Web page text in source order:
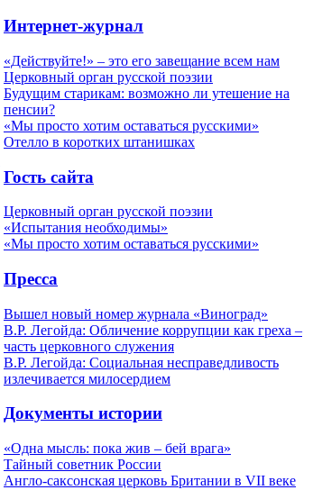
Интернет-журнал
«Действуйте!» – это его завещание всем нам
Церковный орган русской поэзии
Будущим старикам: возможно ли утешение на
пенсии?
«Мы просто хотим оставаться русскими»
Отелло в коротких штанишках
Гость сайта
Церковный орган русской поэзии
«Испытания необходимы»
«Мы просто хотим оставаться русскими»
Пресса
Вышел новый номер журнала «Виноград»
В.Р. Легойда: Обличение коррупции как греха –
часть церковного служения
В.Р. Легойда: Социальная несправедливость
излечивается милосердием
Документы истории
«Одна мысль: пока жив – бей врага»
Тайный советник России
Англо-саксонская церковь Британии в VII веке